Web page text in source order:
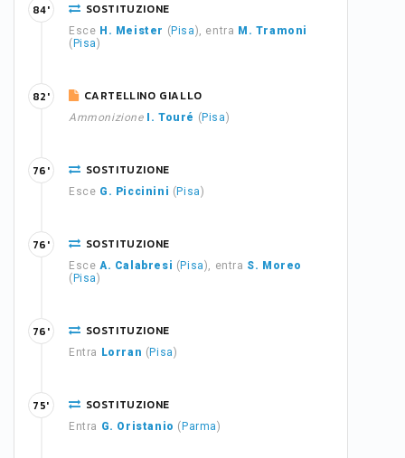
SOSTITUZIONE
Esce H. Meister ( Pisa), entra M. Tramoni
( Pisa)
84'
CARTELLINO GIALLO
Ammonizione I. Touré ( Pisa)
82'
SOSTITUZIONE
Esce G. Piccinini ( Pisa)
76'
SOSTITUZIONE
Esce A. Calabresi ( Pisa), entra S. Moreo
( Pisa)
76'
SOSTITUZIONE
Entra Lorran ( Pisa)
76'
SOSTITUZIONE
Entra G. Oristanio ( Parma)
75'